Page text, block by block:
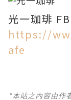
光一珈琲 FB
https://
afe
*本站之內容由作